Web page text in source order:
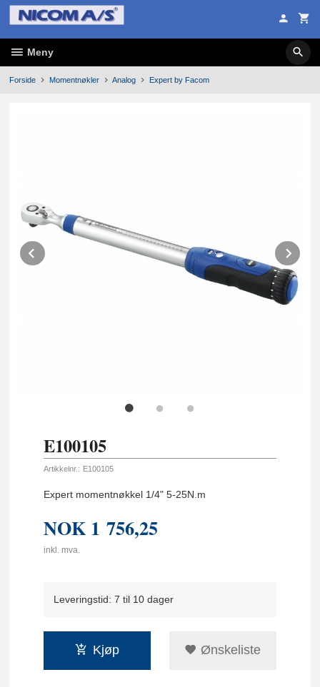
Gå
innholdet
Meny
Forside Momentnøkler Analog Expert by Facom
Prev
E100105
Artikkelnr.: E100105
Expert momentnøkkel 1/4" 5-25N.m
NOK 1 756,25
inkl. mva.
Leveringstid: 7 til 10 dager
Kjøp Ønskeliste